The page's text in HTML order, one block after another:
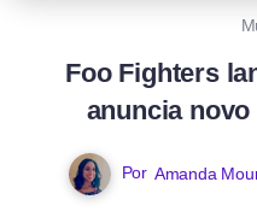
Foo Fighters
anuncia
Por Amanda